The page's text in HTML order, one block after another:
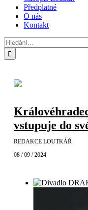
Předplatné
O nás
Kontakt
Hledat:
vstupuje do
REDAKCE LOUTKÁŘ
08 / 09 / 2024